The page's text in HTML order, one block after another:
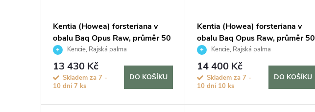
Kentia (Howea) forsteriana v
obalu Baq Opus Raw, průměr 50
cm Kencie, Rajská palma
13 430 Kč
Skladem za 7 -
10 dní7 ks
DO KOŠÍKU
Kentia (Howea) forsteriana v
obalu Baq Opus Raw, průměr 50
cm Kencie, Rajská palma
14 400 Kč
Skladem za 7 -
10 dní 10 ks
DO KOŠÍKU